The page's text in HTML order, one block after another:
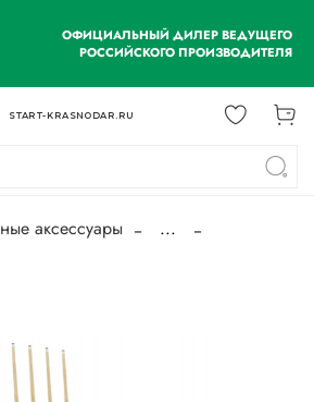
ОФИЦИАЛЬНЫЙ ДИЛЕР ВЕДУЩЕГО
РОССИЙСКОГО ПРОИЗВОДИТЕЛЯ
START-KRASNODAR.RU
аксессуары
...